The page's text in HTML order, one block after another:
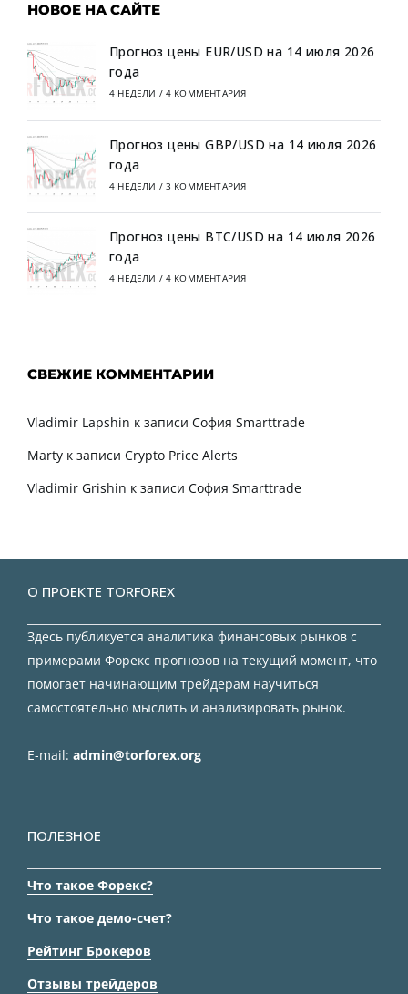
НОВОЕ НА САЙТЕ
Прогноз цены EUR/USD на 14 июля 2026
года
4 НЕДЕЛИ / 4 КОММЕНТАРИЯ
Прогноз цены GBP/USD на 14 июля 2026
года
4 НЕДЕЛИ / 3 КОММЕНТАРИЯ
Прогноз цены BTC/USD на 14 июля 2026
года
4 НЕДЕЛИ / 4 КОММЕНТАРИЯ
СВЕЖИЕ КОММЕНТАРИИ
Vladimir Lapshin к записи София Smarttrade
Marty к записи Crypto Price Alerts
Vladimir Grishin к записи София Smarttrade
О ПРОЕКТЕ TORFOREX
Здесь публикуется аналитика финансовых рынков с
примерами Форекс прогнозов на текущий момент, что
помогает начинающим трейдерам научиться
самостоятельно мыслить и анализировать рынок.
E-mail: admin@torforex.org
ПОЛЕЗНОЕ
Что такое Форекс?
Что такое демо-счет?
Рейтинг Брокеров
Отзывы трейдеров